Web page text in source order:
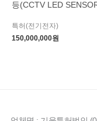
등(CCTV LED
LIGHTING)
특허(전기전자)
150,000,000원